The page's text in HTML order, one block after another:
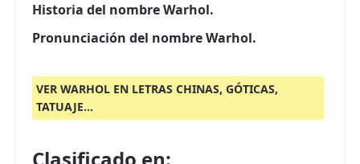
Historia del nombre Warhol.
Pronunciación del nombre Warhol.
VER WARHOL EN LETRAS CHINAS, GÓTICAS,
TATUAJE...